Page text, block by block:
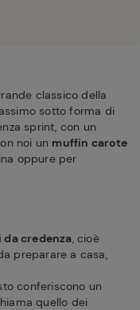
classico della
sotto forma di
sprint, con un
noi un muffin carote
oppure per
da credenza, cioè
preparare a casa,
conferiscono un
quello dei